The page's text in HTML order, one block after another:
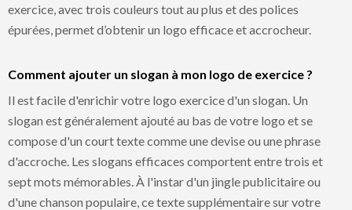
exercice, avec trois couleurs tout au plus et des polices
épurées, permet d’obtenir un logo efficace et accrocheur.
Comment ajouter un slogan à mon logo de exercice ?
Il est facile d'enrichir votre logo exercice d'un slogan. Un
slogan est généralement ajouté au bas de votre logo et se
compose d'un court texte comme une devise ou une phrase
d'accroche. Les slogans efficaces comportent entre trois et
sept mots mémorables. À l'instar d'un jingle publicitaire ou
d'une chanson populaire, ce texte supplémentaire sur votre